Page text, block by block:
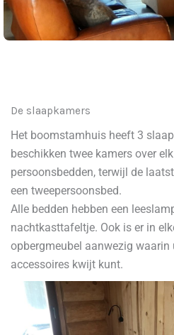
De slaapkamers
Het boomstamhuis heeft 3
beschikken twee kamers over
persoonsbedden, terwijl de
een tweepersoonsbed.
Alle bedden hebben een
nachtkasttafeltje. Ook is er in
opbergmeubel aanwezig
accessoires kwijt kunt.